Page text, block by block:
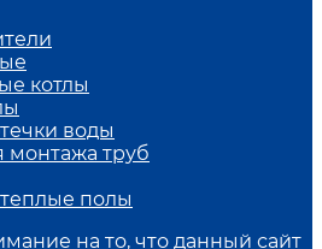
котлы
воды
монтажа труб
полы
на то, что данный сайт